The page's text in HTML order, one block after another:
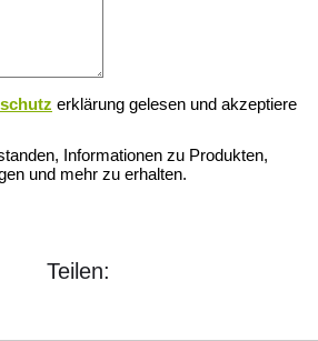
erklärung gelesen und akzeptiere
Informationen zu Produkten,
und mehr zu erhalten.
Teilen: